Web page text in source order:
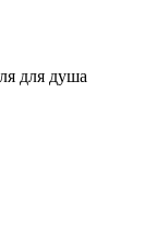
для душа